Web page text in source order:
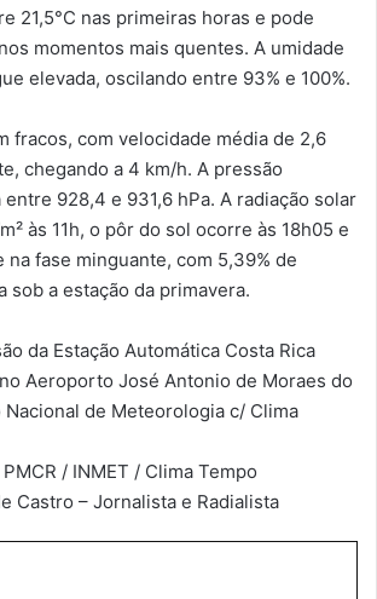
21,5°C nas primeiras horas e pode
momentos mais quentes. A umidade
elevada, oscilando entre 93% e 100%.
fracos, com velocidade média de 2,6
chegando a 4 km/h. A pressão
928,4 e 931,6 hPa. A radiação solar
às 11h, o pôr do sol ocorre às 18h05 e
na fase minguante, com 5,39% de
sob a estação da primavera.
da Estação Automática Costa Rica
Aeroporto José Antonio de Moraes do
Nacional de Meteorologia c/ Clima
/ INMET / Clima Tempo
Castro – Jornalista e Radialista